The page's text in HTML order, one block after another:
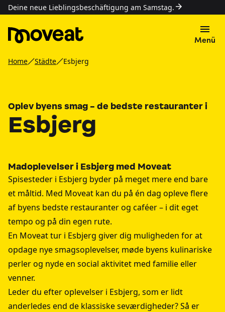
Deine neue Lieblingsbeschäftigung am Samstag.
Menü
Home Städte Esbjerg
Oplev byens smag - de bedste restauranter i
Esbjerg
Madoplevelser i Esbjerg med Moveat
Spisesteder i Esbjerg byder på meget mere end bare
et måltid. Med Moveat kan du på én dag opleve flere
af byens bedste restauranter og caféer – i dit eget
tempo og på din egen rute.
En Moveat tur i Esbjerg giver dig muligheden for at
opdage nye smagsoplevelser, møde byens kulinariske
perler og nyde en social aktivitet med familie eller
venner.
Leder du efter oplevelser i Esbjerg, som er lidt
anderledes end de klassiske seværdigheder? Så er